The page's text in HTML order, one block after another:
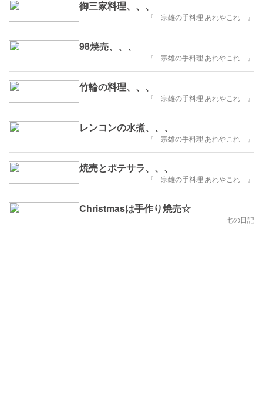
御三家料理、、、
『 宗雄の手料理 あれやこれ 』
98焼売、、、
『 宗雄の手料理 あれやこれ 』
竹輪の料理、、、
『 宗雄の手料理 あれやこれ 』
レンコンの水煮、、、
『 宗雄の手料理 あれやこれ 』
焼売とポテサラ、、、
『 宗雄の手料理 あれやこれ 』
Christmasは手作り焼売☆
七の日記